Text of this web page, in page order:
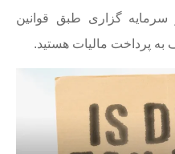
گزاری طبق قوانین
پرداخت مالیات هستید.